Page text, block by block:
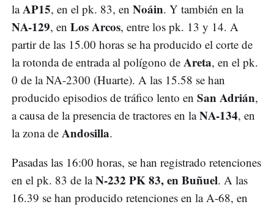
laAP15, en el pk. 83, en Noáin. Y también en la
NA-129, en Los Arcos, entre los pk. 13 y 14. A
partir de las 15.00 horas se ha producido el corte de
la rotonda de entrada al polígono de Areta, en el pk.
0 de la NA-2300 (Huarte). A las 15.58 se han
producido episodios de tráfico lento en San Adrián,
a causa de la presencia de tractores en laNA-134, en
la zona de Andosilla.
Pasadas las 16:00 horas, se han registrado retenciones
en el pk. 83 de laN-232 PK 83, en Buñuel. A las
16.39 se han producido retenciones en la A-68, en